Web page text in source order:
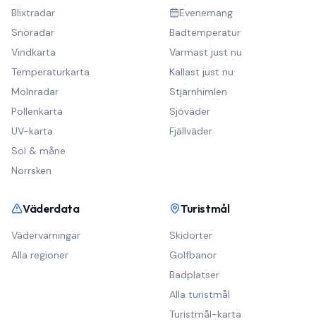
Blixtradar
Snöradar
Vindkarta
Temperaturkarta
Molnradar
Pollenkarta
UV-karta
Sol & måne
Norrsken
Evenemang
Badtemperatur
Varmast just nu
Kallast just nu
Stjärnhimlen
Sjöväder
Fjällväder
Väderdata
Vädervarningar
Alla regioner
Turistmål
Skidorter
Golfbanor
Badplatser
Alla turistmål
Turistmål-karta